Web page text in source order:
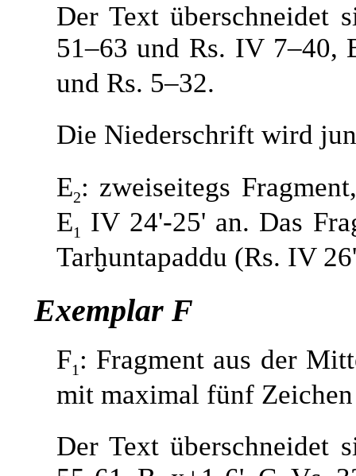
Der Text überschneidet
51–63 und Rs. IV 7–40,
und Rs. 5–32.
Die Niederschrift wird
E2: zweiseitegs
E1
IV 24'-25' an. Das
Tarḫuntapaddu (Rs. IV
Exemplar F
F1 : Fragment aus der
mit maximal fünf
Der Text überschneidet